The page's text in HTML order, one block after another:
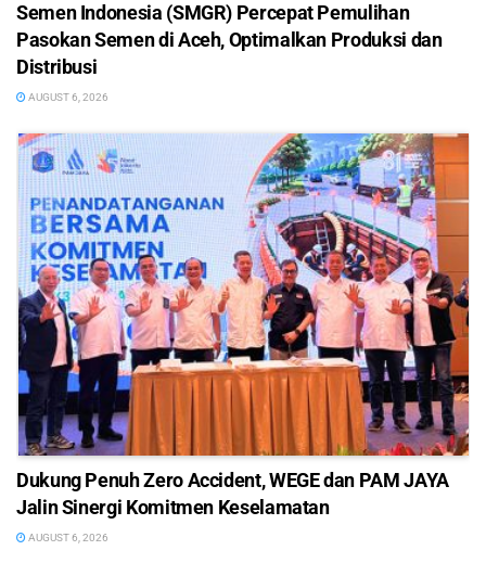
Semen Indonesia (SMGR) Percepat Pemulihan
Pasokan Semen di Aceh, Optimalkan Produksi dan
Distribusi
AUGUST 6, 2026
Dukung Penuh Zero Accident, WEGE dan PAM JAYA
Jalin Sinergi Komitmen Keselamatan
AUGUST 6, 2026